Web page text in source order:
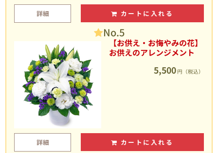
詳細 カートに入れる
No.5
【お供え・お悔やみの花】
お供えのアレンジメント
5,500 円（税込）
詳細 カートに入れる